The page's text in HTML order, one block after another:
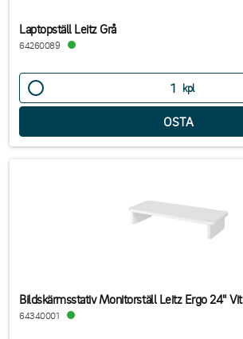
Laptopställ Leitz Grå
64260089
kpl
Bildskärmsstativ Monitorställ Leitz Ergo 24" Vit
64340001